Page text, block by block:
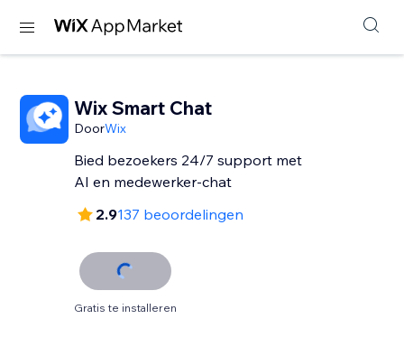
Wix Smart Chat
DoorWix
Bied bezoekers 24/7 support met
AI en medewerker-chat
2.9137 beoordelingen
Gratis te installeren